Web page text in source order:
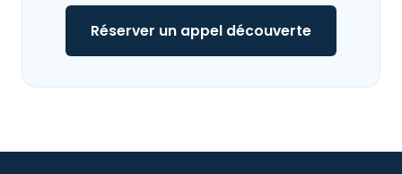
Réserver un appel découverte